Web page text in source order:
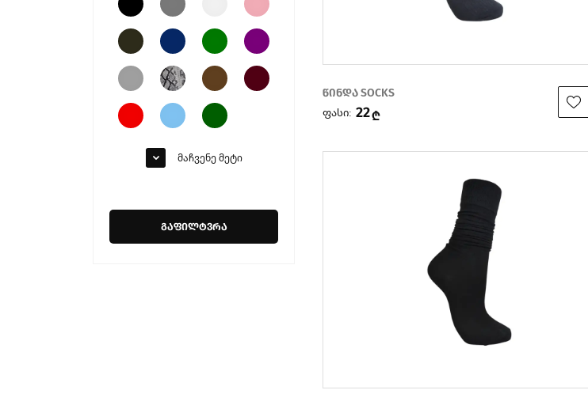
STATUS
IBIZA
BIO TIME
MAIRA
MOLLY BESSA
S&G
U.S P0LO ASSN.
ROCK SPRING
SONIMIX
მაჩვენე მეტი
გაფილტვრა
წინდა SOCKS
ფასი: 22₾